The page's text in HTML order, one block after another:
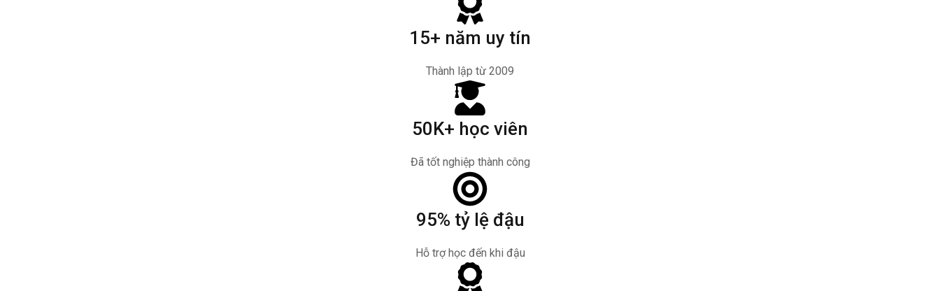
15+ năm uy tín
Thành lập từ 2009
50K+ học viên
Đã tốt nghiệp thành công
95% tỷ lệ đậu
Hỗ trợ học đến khi đậu